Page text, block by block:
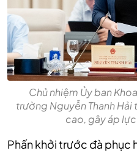
Chủ nhiệm Ủy ban
trường Nguyễn Thanh
cao, gây áp
Phấn khởi trước đà phục